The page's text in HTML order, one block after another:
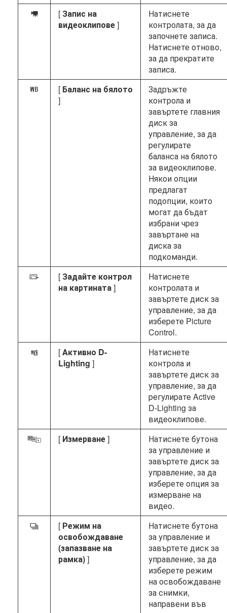
1 [ Запис на
видеоклипове]
Натиснете
контролата, за да
започнете записа.
Натиснете отново,
за да прекратите
записа.
m [ Баланс на бялото
]
Задръжте
контрола и
завъртете главния
диск за
управление, за да
регулирате
баланса на бялото
за видеоклипове.
Някои опции
предлагат
подопции, които
могат да бъдат
избрани чрез
завъртане на
диска за
подкоманди.
h [ Задайте контрол
на картината]
Натиснете
контролата и
завъртете диск за
управление, за да
изберете Picture
Control.
y [Активно D-
Lighting ]
Натиснете
контрола и
завъртете диск за
управление, за да
регулирате Active
D-Lighting за
видеоклипове.
w [ Измерване]
Натиснете бутона
за управление и
завъртете диск за
управление, за да
изберете опция за
измерване на
видео.
c [ Режим на
освобождаване
(запазване на
рамка)]
Натиснете бутона
за управление и
завъртете диск за
управление, за да
изберете режим
на освобождаване
за снимки,
направени във